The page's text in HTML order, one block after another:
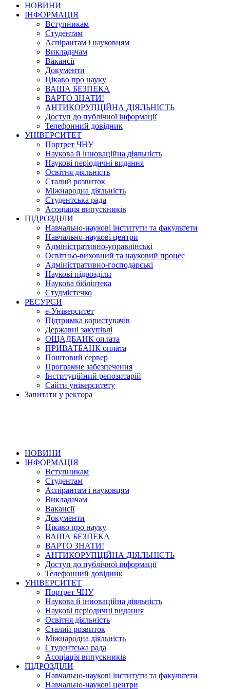
НОВИНИ
ІНФОРМАЦІЯ
Вступникам
Студентам
Аспірантам і науковцям
Викладачам
Вакансії
Документи
Цікаво про науку
ВАША БЕЗПЕКА
ВАРТО ЗНАТИ!
АНТИКОРУПЦІЙНА ДІЯЛЬНІСТЬ
Доступ до публічної інформації
Телефонний довідник
УНІВЕРСИТЕТ
Портрет ЧНУ
Наукова й інноваційна діяльність
Наукові періодичні видання
Освітня діяльність
Сталий розвиток
Міжнародна діяльність
Студентська рада
Асоціація випускників
ПІДРОЗДІЛИ
Навчально-наукові інститути та факультети
Навчально-наукові центри
Адміністративно-управлінські
Освітньо-виховний та науковий процес
Адміністративно-господарські
Наукові підрозділи
Наукова бібліотека
Студмістечко
РЕСУРСИ
е-Університет
Підтримка користувачів
Державні закупівлі
ОЩАДБАНК оплата
ПРИВАТБАНК оплата
Поштовий сервер
Програмне забезпечення
Інституційний репозитарій
Сайти університету
Запитати у ректора
НОВИНИ
ІНФОРМАЦІЯ
Вступникам
Студентам
Аспірантам і науковцям
Викладачам
Вакансії
Документи
Цікаво про науку
ВАША БЕЗПЕКА
ВАРТО ЗНАТИ!
АНТИКОРУПЦІЙНА ДІЯЛЬНІСТЬ
Доступ до публічної інформації
Телефонний довідник
УНІВЕРСИТЕТ
Портрет ЧНУ
Наукова й інноваційна діяльність
Наукові періодичні видання
Освітня діяльність
Сталий розвиток
Міжнародна діяльність
Студентська рада
Асоціація випускників
ПІДРОЗДІЛИ
Навчально-наукові інститути та факультети
Навчально-наукові центри